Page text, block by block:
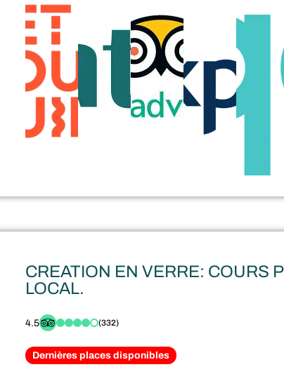
CREATION EN VERRE: COURS
LOCAL.
4.5 (332)
Dernières places disponibles